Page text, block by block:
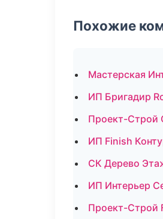
Похожие
Мастерская
ИП Бригадир
Проект-Строй
ИП Finish
СК Дерево
ИП Интерьер
Проект-Строй